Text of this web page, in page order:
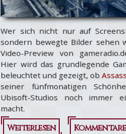
Wer sich nicht nur auf
sondern bewegte Bilder sehen
Video-Preview von
Hier wird das grundlegende
beleuchtet und gezeigt, ob
seiner fünfmonatigen
Ubisoft-Studios noch immer
macht.
Weiterlesen
über
Kommentare